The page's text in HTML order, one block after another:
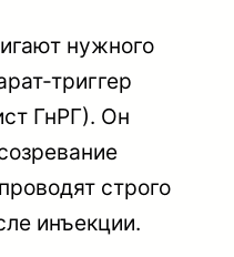
нужного
триггер
ГнРГ). Он
строго
инъекции.